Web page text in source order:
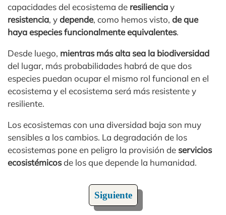
capacidades del ecosistema de resilienciay
resistencia, ydepende, como hemos visto, de que
haya especies funcionalmente equivalentes.
Desde luego, mientras más alta sea la biodiversidad
del lugar, más probabilidades habrá de que dos
especies puedan ocupar el mismo rol funcional en el
ecosistema y el ecosistema será más resistente y
resiliente.
Los ecosistemas con una diversidad baja son muy
sensibles a los cambios. La degradación de los
ecosistemas pone en peligro la provisión de servicios
ecosistémicosde los que depende la humanidad.
Siguiente